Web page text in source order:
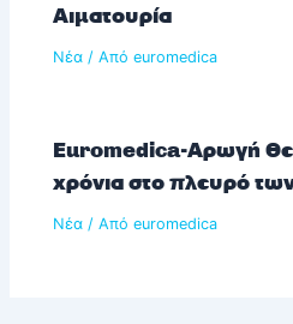
Αιματουρία
Νέα / Απόeuromedica
Euromedica-Αρωγή
χρόνια στο πλευρό
Νέα / Απόeuromedica